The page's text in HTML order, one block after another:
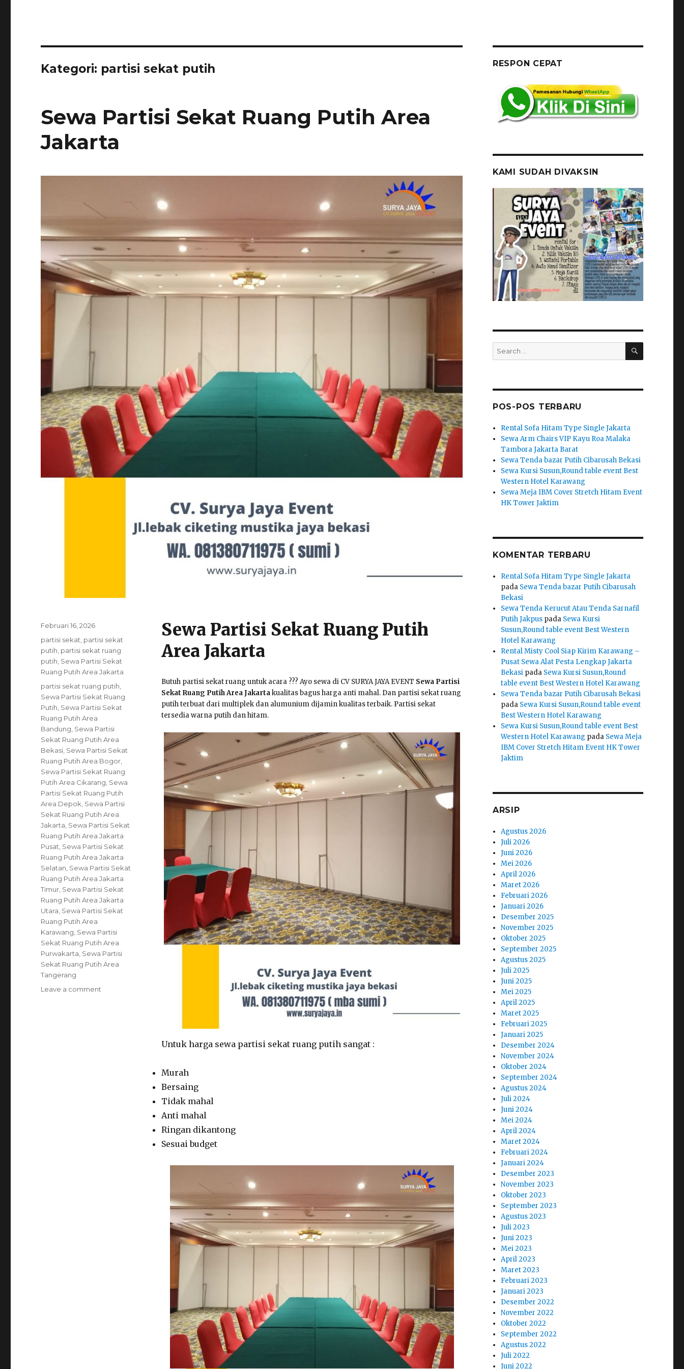
Kategori: partisi sekat putih
Sewa Partisi Sekat Ruang Putih Area
Jakarta
Sewa Partisi Sekat Ruang Putih
Area Jakarta
Butuh partisi sekat ruang untuk acara ??? Ayo sewa di CV SURYA JAYA EVENT Sewa Partisi
Sekat Ruang Putih Area Jakartakualitas bagus harga anti mahal. Dan partisi sekat ruang
putih terbuat dari multiplek dan alumunium dijamin kualitas terbaik. Partisi sekat
tersedia warna putih dan hitam.
Untuk harga sewa partisi sekat ruang putih sangat :
Murah
Bersaing
Tidak mahal
Anti mahal
Ringan dikantong
Sesuai budget
Posted
Februari 16, 2026
Categories
partisi sekat partisi sekat
putih partisi sekat ruang
putih Sewa Partisi Sekat
Ruang Putih Area Jakarta
Tags
partisi sekat ruang putih
Sewa Partisi Sekat Ruang
Putih Sewa Partisi Sekat
Ruang Putih Area
Bandung Sewa Partisi
Sekat Ruang Putih Area
Bekasi Sewa Partisi Sekat
Ruang Putih Area Bogor
Sewa Partisi Sekat Ruang
Putih Area Cikarang Sewa
Partisi Sekat Ruang Putih
Area Depok Sewa Partisi
Sekat Ruang Putih Area
Jakarta Sewa Partisi Sekat
Ruang Putih Area Jakarta
Pusat Sewa Partisi Sekat
Ruang Putih Area Jakarta
Selatan Sewa Partisi Sekat
Ruang Putih Area Jakarta
Timur Sewa Partisi Sekat
Ruang Putih Area Jakarta
Utara Sewa Partisi Sekat
Ruang Putih Area
Karawang Sewa Partisi
Sekat Ruang Putih Area
Purwakarta Sewa Partisi
Sekat Ruang Putih Area
Tangerang
Leave a comment
RESPON CEPAT
KAMI SUDAH DIVAKSIN
Search
for:
SEARCH
POS-POS TERBARU
Rental Sofa Hitam Type Single Jakarta
Sewa Arm Chairs VIP Kayu Roa Malaka
Tambora Jakarta Barat
Sewa Tenda bazar Putih Cibarusah Bekasi
Sewa Kursi Susun,Round table event Best
Western Hotel Karawang
Sewa Meja IBM Cover Stretch Hitam Event
HK Tower Jaktim
KOMENTAR TERBARU
Rental Sofa Hitam Type Single Jakarta
pada Sewa Tenda bazar Putih Cibarusah
Bekasi
Sewa Tenda Kerucut Atau Tenda Sarnafil
Putih Jakpus pada Sewa Kursi
Susun,Round table event Best Western
Hotel Karawang
Rental Misty Cool Siap Kirim Karawang –
Pusat Sewa Alat Pesta Lengkap Jakarta
Bekasi pada Sewa Kursi Susun,Round
table event Best Western Hotel Karawang
Sewa Tenda bazar Putih Cibarusah Bekasi
pada Sewa Kursi Susun,Round table event
Best Western Hotel Karawang
Sewa Kursi Susun,Round table event Best
Western Hotel Karawang pada Sewa Meja
IBM Cover Stretch Hitam Event HK Tower
Jaktim
ARSIP
Agustus 2026
Juli 2026
Juni 2026
Mei 2026
April 2026
Maret 2026
Februari 2026
Januari 2026
Desember 2025
November 2025
Oktober 2025
September 2025
Agustus 2025
Juli 2025
Juni 2025
Mei 2025
April 2025
Maret 2025
Februari 2025
Januari 2025
Desember 2024
November 2024
Oktober 2024
September 2024
Agustus 2024
Juli 2024
Juni 2024
Mei 2024
April 2024
Maret 2024
Februari 2024
Januari 2024
Desember 2023
November 2023
Oktober 2023
September 2023
Agustus 2023
Juli 2023
Juni 2023
Mei 2023
April 2023
Maret 2023
Februari 2023
Januari 2023
Desember 2022
November 2022
Oktober 2022
September 2022
Agustus 2022
Juli 2022
Juni 2022